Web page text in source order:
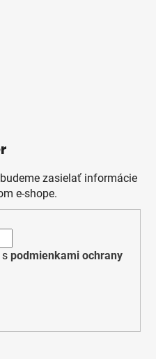
zasielať informácie
e-shope.
s podmienkami ochrany